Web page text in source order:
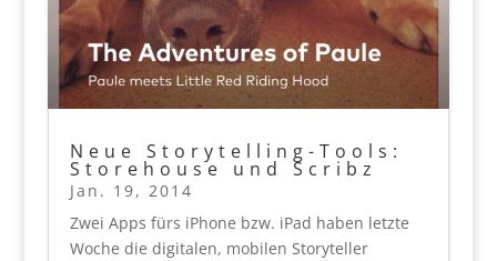
Neue Storytelling-Tools:
Storehouse und Scribz
Jan. 19, 2014
Zwei Apps fürs iPhone bzw. iPad haben letzte
Woche die digitalen, mobilen Storyteller